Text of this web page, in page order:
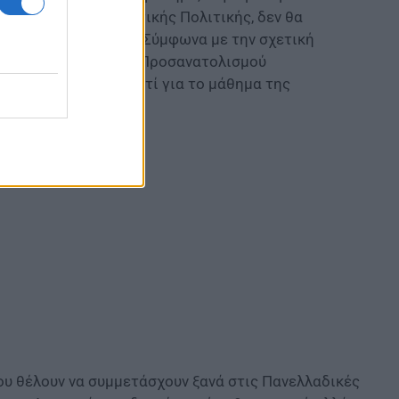
Εκπαιδευτικής Πολιτικής, δεν θα
με το παλαιότερο. Σύμφωνα με την σχετική
της Ομάδας Προσανατολισμού
των Λατινικών αντί για το μάθημα της
να συμμετάσχουν ξανά στις Πανελλαδικές